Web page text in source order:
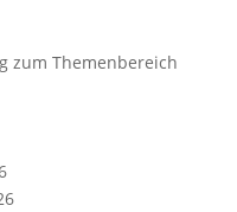
zum Themenbereich